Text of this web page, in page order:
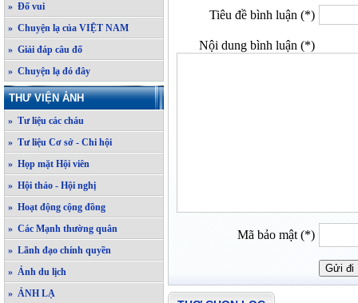
» Đố vui
» Chuyện lạ của VIỆT NAM
» Giải đáp câu đố
» Chuyện lạ đó đây
THƯ VIỆN ẢNH
» Tư liệu các cháu
» Tư liệu Cơ sở - Chi hội
» Họp mặt Hội viên
» Hội thảo - Hội nghị
» Hoạt động cộng đồng
» Các Mạnh thường quân
» Lãnh đạo chính quyền
» Ảnh du lịch
» ẢNH LẠ
Tiêu đề bình luận (*)
Nội dung bình luận (*)
Mã bảo mật (*)